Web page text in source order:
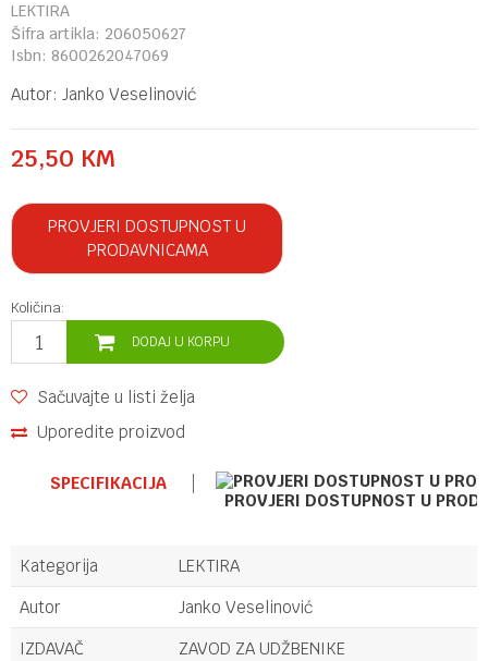
LEKTIRA
Šifra artikla: 206050627
Isbn: 8600262047069
Autor: Janko Veselinović
25,50 KM
PROVJERI DOSTUPNOST U
PRODAVNICAMA
Količina:
DODAJ U KORPU
Sačuvajte u listi želja
Uporedite proizvod
SPECIFIKACIJA
PROVJERI DOSTUPNOST U
Kategorija
LEKTIRA
Autor
Janko Veselinović
IZDAVAČ
ZAVOD ZA UDŽBENIKE